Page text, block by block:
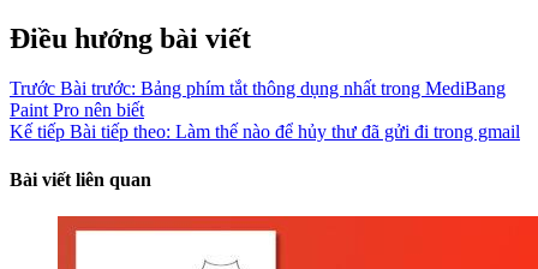
Điều hướng bài viết
Trước Bài trước: Bảng phím tắt thông dụng nhất trong MediBang
Paint Pro nên biết
Kế tiếp Bài tiếp theo: Làm thế nào để hủy thư đã gửi đi trong gmail
Bài viết liên quan